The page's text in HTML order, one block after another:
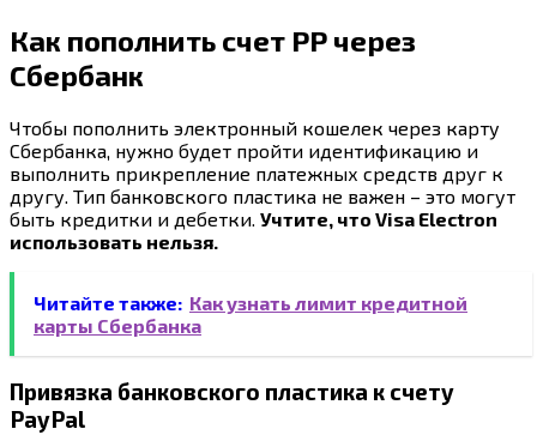
Как пополнить счет РР через
Сбербанк
Чтобы пополнить электронный кошелек через карту
Сбербанка, нужно будет пройти идентификацию и
выполнить прикрепление платежных средств друг к
другу. Тип банковского пластика не важен – это могут
быть кредитки и дебетки. Учтите, что Visa Electron
использовать нельзя.
Читайте также: Как узнать лимит кредитной
карты Сбербанка
Привязка банковского пластика к счету
PayPal